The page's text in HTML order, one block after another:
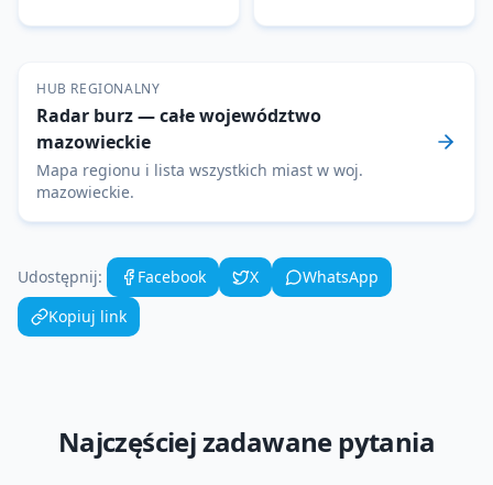
HUB REGIONALNY
Radar burz— całe województwo
mazowieckie
Mapa regionu i lista wszystkich miast w woj.
mazowieckie.
Udostępnij: Facebook X
WhatsApp
Kopiuj link
Najczęściej zadawane pytania